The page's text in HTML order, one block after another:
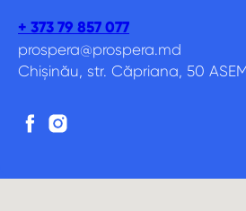
+ 373 79 857 077
prospera@prospera.md
Chișinău, str. Căpriana, 50